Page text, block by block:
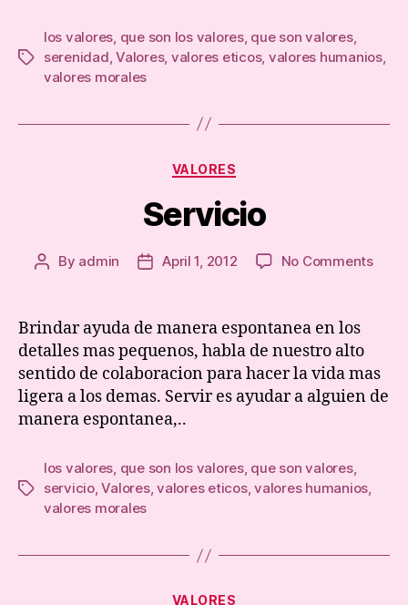
Tags
los valores que son los valores, que son valores,
serenidad ,Valores, valores eticos, valores humanios,
valores morales
Categories
VALORES
Servicio
Post
By admin
PostApril 1, 2012 No Commentson
Brindar ayuda de manera espontanea en los
detalles mas pequenos, habla de nuestro alto
sentido de colaboracion para hacer la vida mas
ligera a los demas. Servir es ayudar a alguien de
manera espontanea,..
Tags
los valores, que son los valores, que son valores,
servicio,Valores,valores eticos,valores humanios,
valores morales
Categories
VALORES